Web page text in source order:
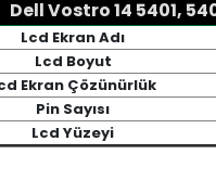
Dell Vostro 14 5401,
Lcd Ekran Adı
Lcd Boyut
Ekran Çözünürlük
Pin Sayısı
Lcd Yüzeyi